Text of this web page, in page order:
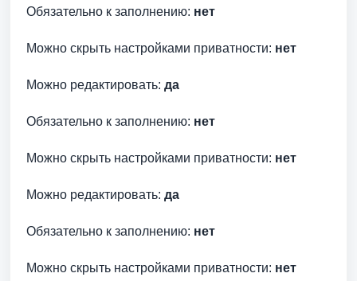
Обязательно к заполнению: нет
Можно скрыть настройками приватности: нет
Можно редактировать: да
Обязательно к заполнению: нет
Можно скрыть настройками приватности: нет
Можно редактировать: да
Обязательно к заполнению: нет
Можно скрыть настройками приватности: нет